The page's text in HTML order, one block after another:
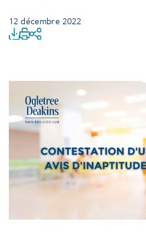
12 décembre 2022